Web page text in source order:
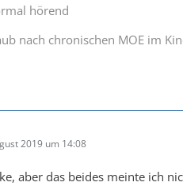
hörend
nach chronischen MOE im
2019 um 14:08
aber das beides meinte ich